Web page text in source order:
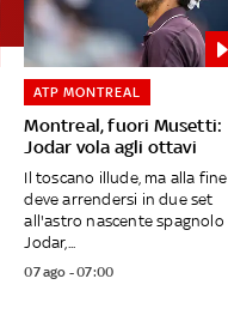
Montreal, fuori Musetti:
Jodar vola agli ottavi
ATP MONTREAL
Il toscano illude, ma alla fine
deve arrendersi in due set
all'astro nascente spagnolo
Jodar,...
07 ago - 07:00